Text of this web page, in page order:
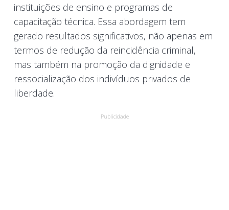
instituições de ensino e programas de
capacitação técnica. Essa abordagem tem
gerado resultados significativos, não apenas em
termos de redução da reincidência criminal,
mas também na promoção da dignidade e
ressocialização dos indivíduos privados de
liberdade.
Publicidade